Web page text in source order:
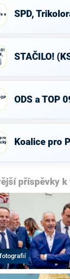
a
SPD,
STAČILO!
ODS a TOP
Koalice pro
příspěvky k